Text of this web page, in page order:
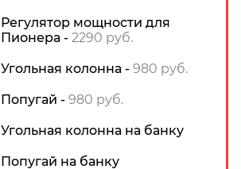
Регулятор мощности для
Пионера - 2290 руб.
Угольная колонна - 980 руб.
Попугай - 980 руб.
Угольная колонна на банку
Попугай на банку